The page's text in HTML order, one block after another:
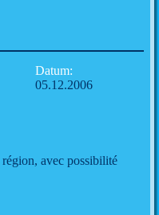
Datum:
05.12.2006
avec possibilité